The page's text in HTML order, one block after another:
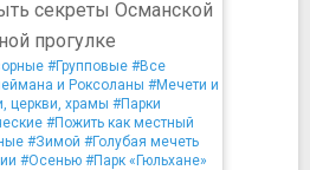
секреты Османской
прогулке
#Групповые #Все
и Роксоланы #Мечети и
церкви, храмы #Парки
#Пожить как местный
#Зимой #Голубая мечеть
#Осенью #Парк «Гюльхане»